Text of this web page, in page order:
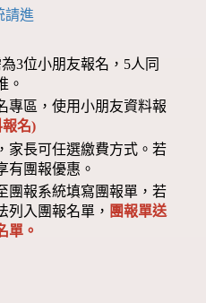
請進
3位小朋友報名，5人同
。
專區，使用小朋友資料報
名)
家長可任選繳費方式。若
有團報優惠。
團報系統填寫團報單，若
列入團報名單， 團報單送
單。